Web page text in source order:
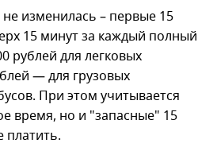
изменилась – первые 15
15 минут за каждый полный
рублей для легковых
— для грузовых
При этом учитывается
время, но и "запасные" 15